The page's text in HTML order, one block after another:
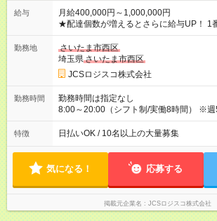
給与
月給400,000円～1,000,000円
★配達個数が増えるとさらに給与UP！ 1
ど！ ・主要都市エリア 月収55万円／週5日稼働 月収65万~112
万円／週6日稼働 ・地方郊外エリア 月収40万円／週5日稼働 月
収40万円~50万円／週6日稼働 ＜モデルイメージ＞ ■月収50万
円 (27歳男性/江東区在住)※元建築関係 1
(日休み) ■月収80万円(43歳男性/墨田区在住)※元営業 1日200個
勤務地
さいたま市西区
埼玉県さいたま市西区
JCSロジスコ株式会社
勤務時間
勤務時間は指定なし
8:00～20:00（シフト制/実働8時間） ※週
は週4も有り） ※配達状況によって時間
案件により多少の前後あり ※配達が完了
特徴 日払いOK / 10名以上の大量募集
気になる！ 応募する
掲載元企業名 JCSロジスコ株式会社